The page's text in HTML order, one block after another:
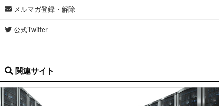
メルマガ登録・解除
公式Twitter
関連サイト